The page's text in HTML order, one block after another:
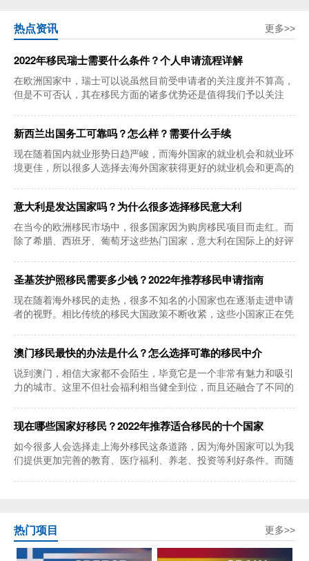
热点资讯 更多>>
2022年移民瑞士需要什么条件？个人申请流程详解
在欧洲国家中，瑞士可以说虽然目前受申请者的关注度并不算高，
但是不可否认，其在移民方面的诸多优势还是值得我们予以关注
新西兰出国务工可靠吗？怎么样？需要什么手续
现在随着国内就业形势日趋严峻，而海外国家的就业机会和就业环
境更佳，所以很多人选择去海外国家获得更好的就业机会和更高的
意大利是发达国家吗？为什么很多选择移民意大利
在当今的欧洲移民市场中，很多国家因为购房移民项目而走红。而
除了希腊、西班牙、葡萄牙这些热门国家，意大利在国际上的好评
圣基茨护照移民需要多少钱？2022年推荐移民申请指南
现在随着海外移民的走热，很多不知名的小国家也在逐渐走进申请
者的视野。相比传统的移民大国政策不断收紧，这些小国家正在凭
澳门移民最快的办法是什么？怎么选择可靠的移民中介
说到澳门，相信大家都不会陌生，毕竟它是一个非常有魅力和吸引
力的城市。这里不但社会福利相当健全到位，而且还融合了不同的
现在哪些国家好移民？2022年推荐适合移民的十个国家
如今很多人会选择走上海外移民这条道路，因为海外国家可以为我
们提供更加完善的教育、医疗福利、养老、投资等利好条件。而随
热门项目 更多>>